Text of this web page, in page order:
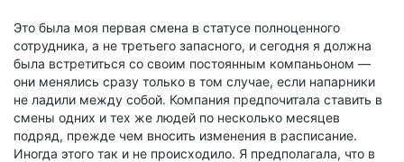
Это была моя первая смена в статусе полноценного
сотрудника, а не третьего запасного, и сегодня я должна
была встретиться со своим постоянным компаньоном —
они менялись сразу только в том случае, если напарники
не ладили между собой. Компания предпочитала ставить в
смены одних и тех же людей по несколько месяцев
подряд, прежде чем вносить изменения в расписание.
Иногда этого так и не происходило. Я предполагала, что в